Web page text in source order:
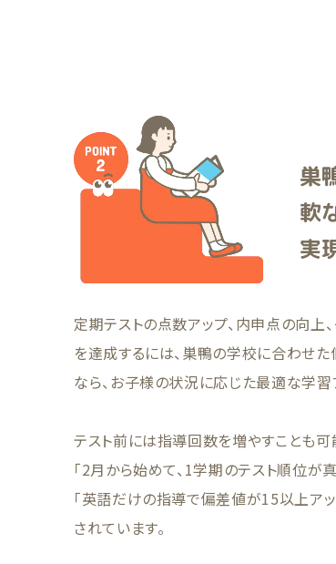
巣
軟
実
定期テストの点数アップ、内申点の向上
を達成するには、巣鴨の学校に合わせ
なら、お子様の状況に応じた最適な学習
テスト前には指導回数を増やすことも可
「2月から始めて、1学期のテスト順位が
「英語だけの指導で偏差値が15以上ア
されています。